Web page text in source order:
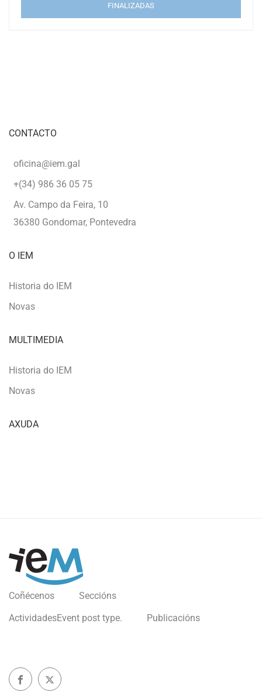
FINALIZADAS
CONTACTO
oficina@iem.gal
+(34) 986 36 05 75
Av. Campo da Feira, 10
36380 Gondomar, Pontevedra
O IEM
Historia do IEM
Novas
MULTIMEDIA
Historia do IEM
Novas
AXUDA
Coñécenos
Seccións
ActividadesEvent post type. Publicacións